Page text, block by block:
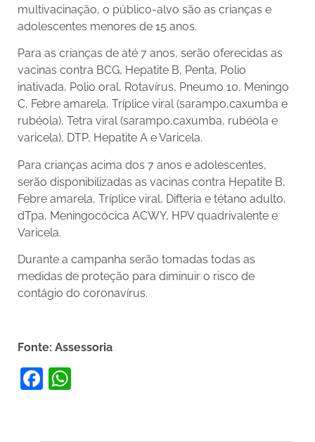
multivacinação, o público-alvo são as crianças e
adolescentes menores de 15 anos.
Para as crianças de até 7 anos, serão oferecidas as
vacinas contra BCG, Hepatite B, Penta, Polio
inativada, Polio oral, Rotavírus, Pneumo 10, Meningo
C, Febre amarela, Tríplice viral (sarampo,caxumba e
rubéola), Tetra viral (sarampo,caxumba, rubéola e
varicela), DTP, Hepatite A e Varicela.
Para crianças acima dos 7 anos e adolescentes,
serão disponibilizadas as vacinas contra Hepatite B,
Febre amarela, Tríplice viral, Difteria e tétano adulto,
dTpa, Meningocócica ACWY, HPV quadrivalente e
Varicela.
Durante a campanha serão tomadas todas as
medidas de proteção para diminuir o risco de
contágio do coronavírus.
Fonte: Assessoria
Facebook